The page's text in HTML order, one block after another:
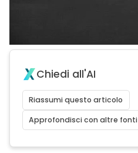
Chiedi all'AI
Riassumi questo articolo
Approfondisci con altre fonti